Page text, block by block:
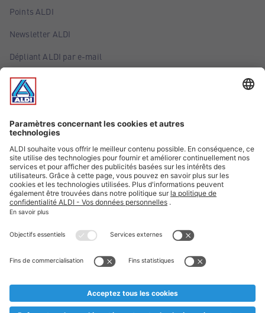
Points ALDI
Newsletter ALDI
Dépliant ALDI par e-mail
Offres
Infos essentielles
Suivez ALDI Belgique
Textes marqués d'un astérisque et mentions légales
* Nous vendons ces articles temporairement et jusqu'à
au cas où, malgré le planning bien étudié, nous serions
prématurément en rupture de stock. Prix Recupel et TVA incl.
** Sur ce site, l’utilisation de la forme masculine a été adoptée